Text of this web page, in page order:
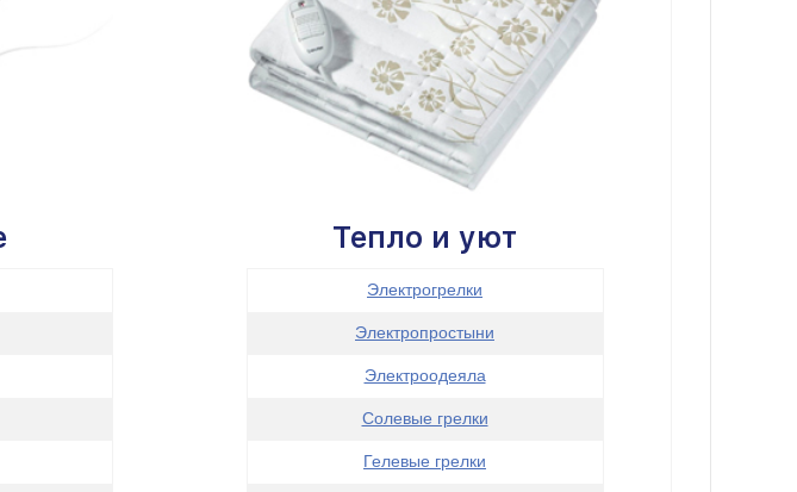
Тепло и уют
Электрогрелки
Электропростыни
Электроодеяла
Солевые грелки
Гелевые грелки